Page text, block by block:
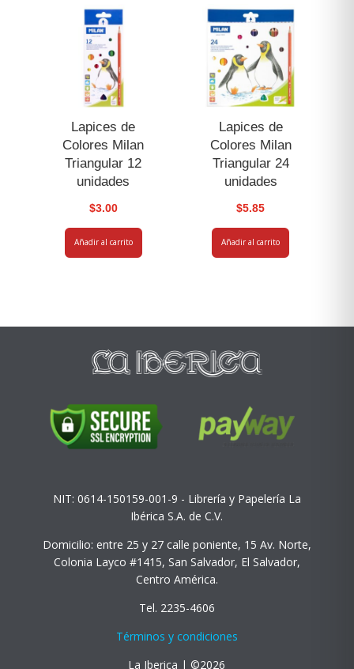
Lapices de
Colores Milan
Triangular 12
unidades
$3.00
Añadir al carrito
Lapices de
Colores Milan
Triangular 24
unidades
$5.85
Añadir al carrito
NIT: 0614-150159-001-9 - Librería y Papelería La
Ibérica S.A. de C.V.
Domicilio: entre 25 y 27 calle poniente, 15 Av. Norte,
Colonia Layco #1415, San Salvador, El Salvador,
Centro América.
Tel. 2235-4606
Términos y condiciones
La Iberica | ©2026